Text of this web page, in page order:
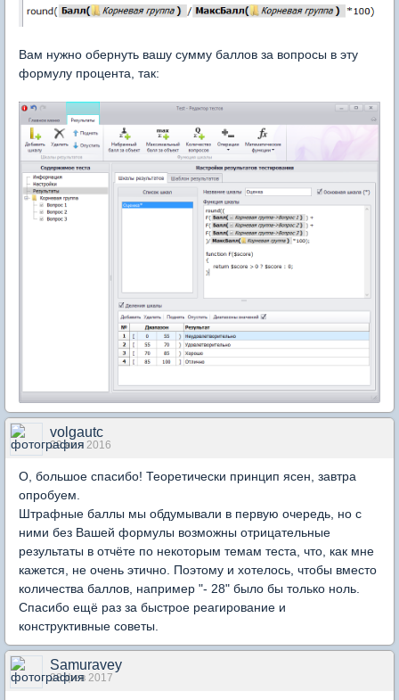
Вам нужно обернуть вашу сумму баллов за вопросы в эту
формулу процента, так:
volgautc
29 ноя 2016
О, большое спасибо! Теоретически принцип ясен, завтра
опробуем.
Штрафные баллы мы обдумывали в первую очередь, но с
ними без Вашей формулы возможны отрицательные
результаты в отчёте по некоторым темам теста, что, как мне
кажется, не очень этично. Поэтому и хотелось, чтобы вместо
количества баллов, например "- 28" было бы только ноль.
Спасибо ещё раз за быстрое реагирование и
конструктивные советы.
Samuravey
28 фев 2017